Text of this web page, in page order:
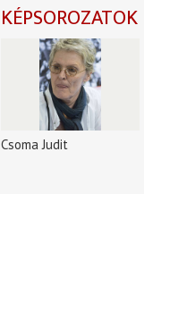
KÉPSOROZATOK
Csoma Judit